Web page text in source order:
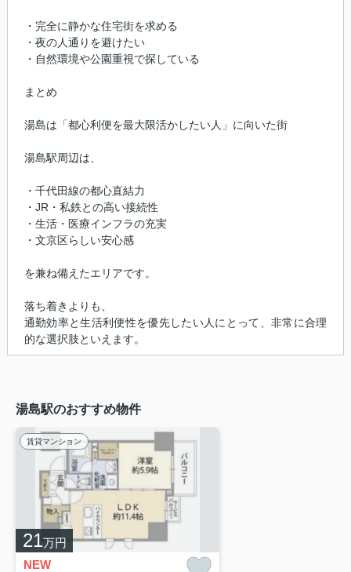
・完全に静かな住宅街を求める
・夜の人通りを避けたい
・自然環境や公園重視で探している
まとめ
湯島は「都心利便を最大限活かしたい人」に向いた街
湯島駅周辺は、
・千代田線の都心直結力
・JR・私鉄との高い接続性
・生活・医療インフラの充実
・文京区らしい安心感
を兼ね備えたエリアです。
落ち着きよりも、
通勤効率と生活利便性を優先したい人にとって、非常に合理
的な選択肢といえます。
湯島駅のおすすめ物件
賃貸マンション
21万円
NEW